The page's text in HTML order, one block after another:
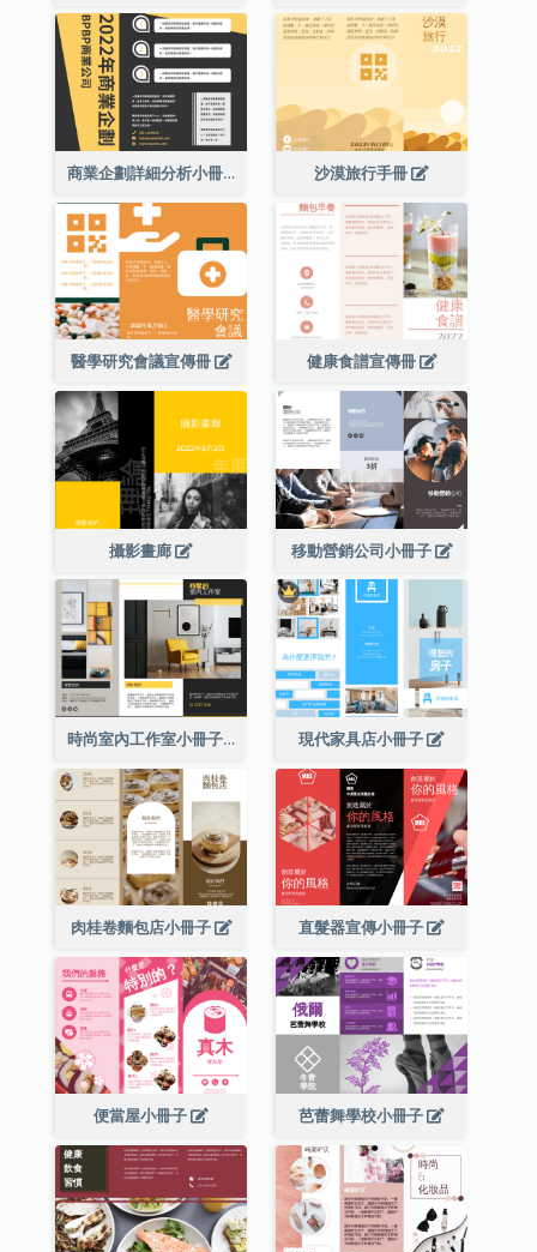
商業企劃詳細分析小冊子 沙漠旅行手冊
醫學研究會議宣傳冊 健康食譜宣傳冊
攝影畫廊 移動營銷公司小冊子
時尚室內工作室小冊子 現代家具店小冊子
肉桂卷麵包店小冊子 直髮器宣傳小冊子
便當屋小冊子 芭蕾舞學校小冊子